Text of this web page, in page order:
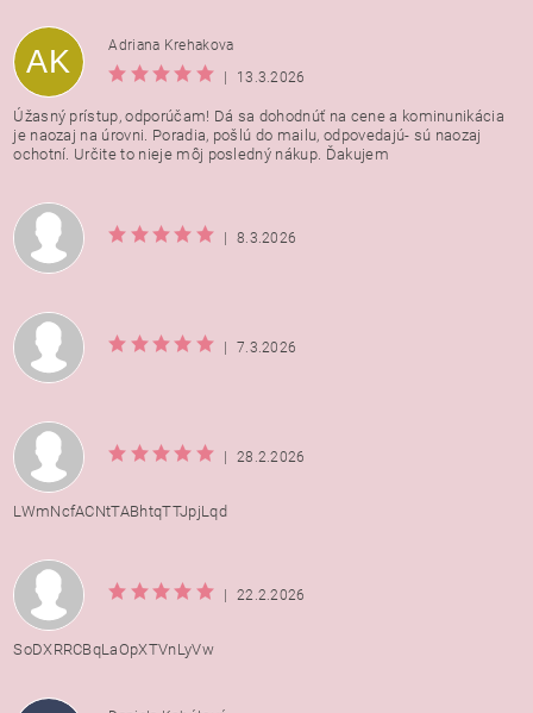
AK
Adriana Krehakova
|
13.3.2026
Úžasný prístup, odporúčam! Dá sa dohodnúť na cene a kominunikácia
je naozaj na úrovni. Poradia, pošlú do mailu, odpovedajú- sú naozaj
ochotní. Určite to nieje môj posledný nákup. Ďakujem
| 8.3.2026
| 7.3.2026
| 28.2.2026
LWmNcfACNtTABhtqTTJpjLqd
| 22.2.2026
SoDXRRCBqLaOpXTVnLyVw